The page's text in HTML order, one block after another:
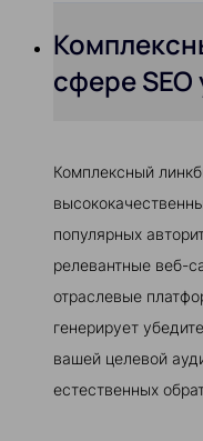
сфере SEO
Комплексный
популярных
релевантные веб-
отраслевые
генерирует
вашей целевой
естественных